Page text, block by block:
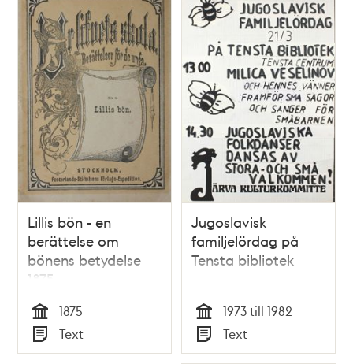
Lillis bön - en
berättelse om
bönens betydelse
1875
Tid
1875
Typ
Text
Jugoslavisk
familjelördag på
Tensta bibliotek
Tid
1973 till 1982
Typ
Text